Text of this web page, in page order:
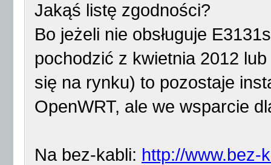
Jakąś listę zgodności?
Bo jeżeli nie obsługuje
pochodzić z kwietnia 2012
się na rynku) to pozostaje
OpenWRT, ale we wsparcie
Na bez-kabli: http://www.bez-